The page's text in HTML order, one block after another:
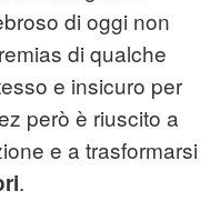
di oggi non
di qualche
e insicuro per
però è riuscito a
e a trasformarsi
.